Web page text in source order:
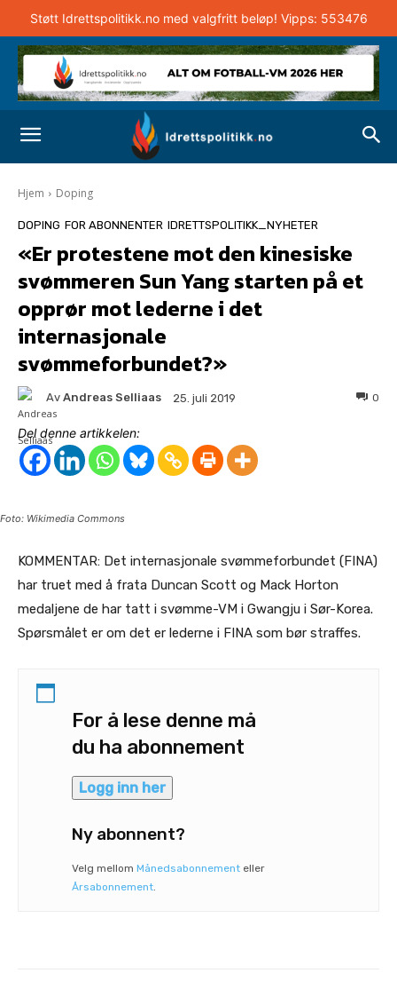
Støtt Idrettspolitikk.no med valgfritt beløp! Vipps: 553476
Hjem Doping
DOPING FOR ABONNENTER IDRETTSPOLITIKK_NYHETER
«Er protestene mot den kinesiske
svømmeren Sun Yang starten på et
opprør mot lederne i det
internasjonale
svømmeforbundet?»
Av Andreas Selliaas 25. juli 2019 0
Del denne artikkelen:
Foto: Wikimedia Commons
KOMMENTAR: Det internasjonale svømmeforbundet (FINA)
har truet med å frata Duncan Scott og Mack Horton
medaljene de har tatt i svømme-VM i Gwangju i Sør-Korea.
Spørsmålet er om det er lederne i FINA som bør straffes.
For å lese denne må
du ha abonnement
Logg inn her
Ny abonnent?
Velg mellom Månedsabonnement eller
Årsabonnement